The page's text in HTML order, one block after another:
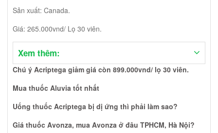
Sản xuất: Canada.
Giá: 265.000vnd/ Lọ 30 viên.
Xem thêm:
Chú ý Acriptega giảm giá còn 899.000vnd/ lọ 30 viên.
Mua thuốc Aluvia tốt nhất
Uống thuốc Acriptega bị dị ứng thì phải làm sao?
Giá thuốc Avonza, mua Avonza ở đâu TPHCM, Hà Nội?